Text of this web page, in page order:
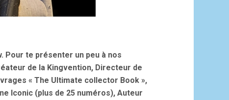
Pour te présenter un peu à nos
de la Kingvention, Directeur de
« The Ultimate collector Book »,
Iconic (plus de 25 numéros), Auteur